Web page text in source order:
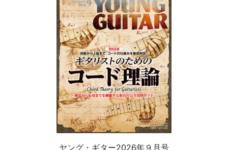
ヤング・ギター2026年９月号